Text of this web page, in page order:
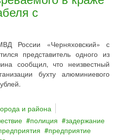
с
России «Черняховский» с
представитель одного из
сообщил, что неизвестный
бухту алюминиевого
и района
полиция
задержание
предприятие